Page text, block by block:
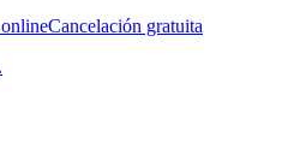
Cancelación gratuita